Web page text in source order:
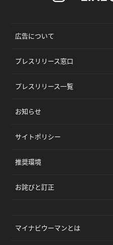
広告について
プレスリリース窓口
プレスリリース一覧
お知らせ
サイトポリシー
推奨環境
お詫びと訂正
マイナビウーマンとは